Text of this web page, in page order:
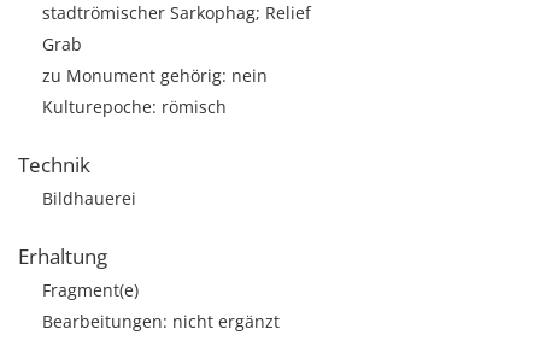
stadtrömischer Sarkophag; Relief
Grab
zu Monument gehörig: nein
Kulturepoche: römisch
Technik
Bildhauerei
Erhaltung
Fragment(e)
Bearbeitungen: nicht ergänzt